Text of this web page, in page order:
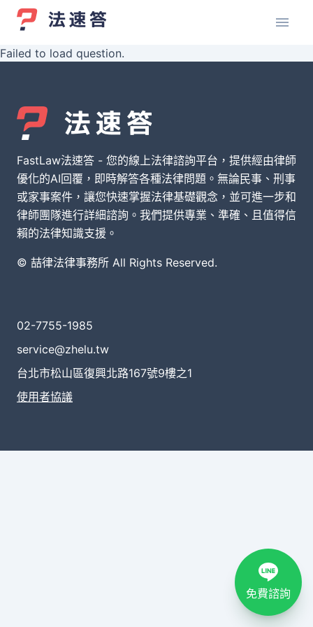
Failed to load question.
FastLaw法速答 - 您的線上法律諮詢平台，提供經由律師
優化的AI回覆，即時解答各種法律問題。無論民事、刑事
或家事案件，讓您快速掌握法律基礎觀念，並可進一步和
律師團隊進行詳細諮詢。我們提供專業、準確、且值得信
賴的法律知識支援。
© 喆律法律事務所 All Rights Reserved.
02-7755-1985
service@zhelu.tw
台北市松山區復興北路167號9樓之1
使用者協議
免費諮詢